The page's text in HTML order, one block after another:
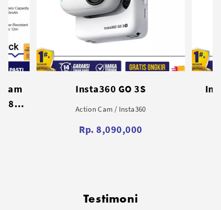
Insta360 X4 Action Cam 8K
Action Cam / Insta360
Rp. 7,800,000
Testimoni